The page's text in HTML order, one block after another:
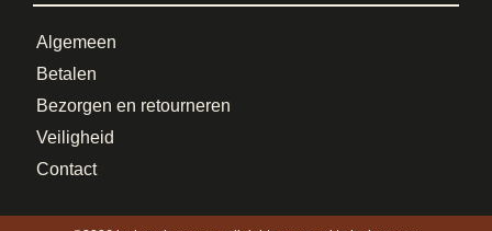
Algemeen
Betalen
Bezorgen en retourneren
Veiligheid
Contact